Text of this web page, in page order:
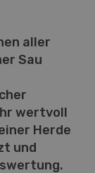
aller
Sau
wertvoll
Herde
und